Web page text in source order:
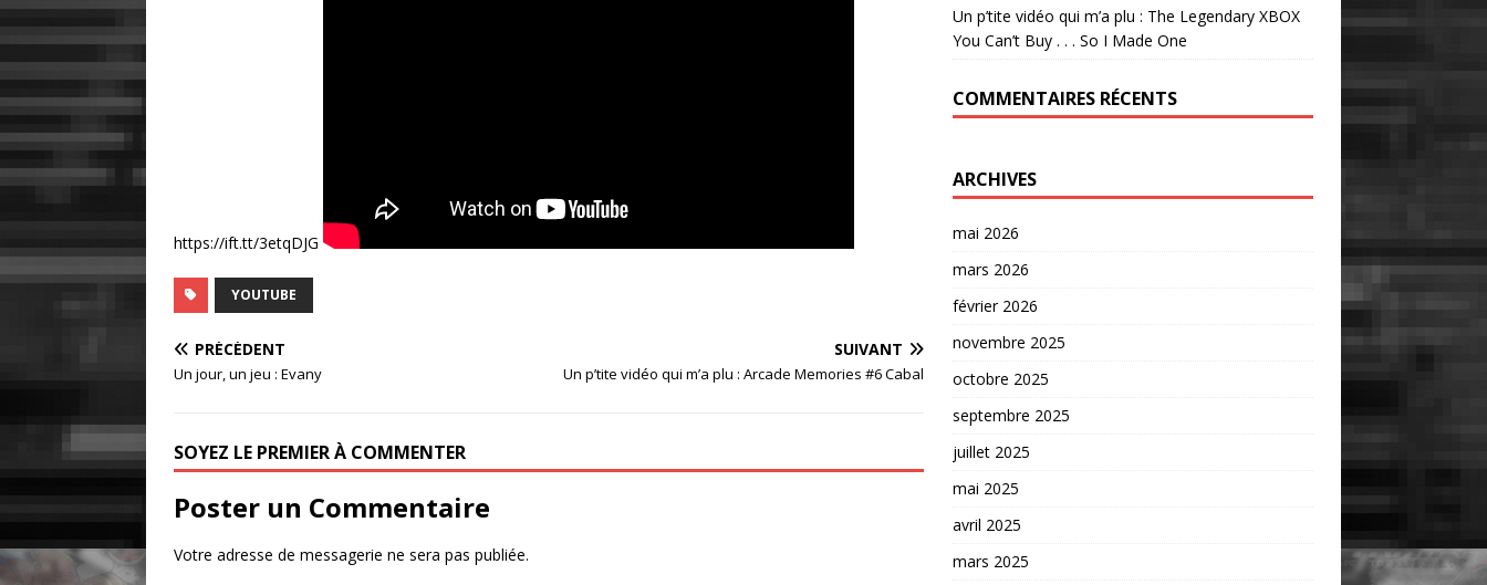
https://ift.tt/3etqDJG
YOUTUBE
PRÉCÉDENT
Un jour, un jeu : Evany
SUIVANT
Un p’tite vidéo qui m’a plu : Arcade Memories #6 Cabal
SOYEZ LE PREMIER À COMMENTER
Poster un Commentaire
Votre adresse de messagerie ne sera pas publiée.
Un p’tite vidéo qui m’a plu : The Legendary XBOX
You Can’t Buy . . . So I Made One
COMMENTAIRES RÉCENTS
ARCHIVES
mai 2026
mars 2026
février 2026
novembre 2025
octobre 2025
septembre 2025
juillet 2025
mai 2025
avril 2025
mars 2025